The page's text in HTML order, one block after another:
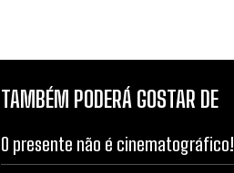
TAMBÉM PODERÁ GOSTAR DE
O presente não é cinematográfico!